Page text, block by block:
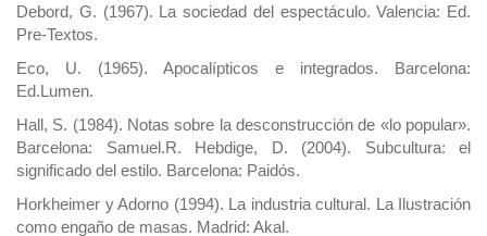
Debord, G. (1967). La sociedad del espectáculo. Valencia: Ed.
Pre-Textos.
Eco, U. (1965). Apocalípticos e integrados. Barcelona:
Ed.Lumen.
Hall, S. (1984). Notas sobre la desconstrucción de «lo popular».
Barcelona: Samuel.R. Hebdige, D. (2004). Subcultura: el
significado del estilo. Barcelona: Paidós.
Horkheimer y Adorno (1994). La industria cultural. La Ilustración
como engaño de masas. Madrid: Akal.